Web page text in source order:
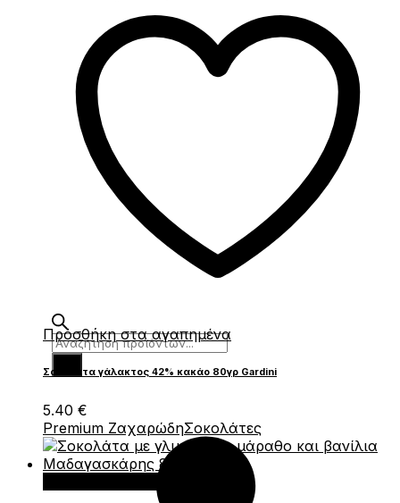
Products
search
Πρόσθήκη στα αγαπημένα
Σοκολάτα γάλακτος 42% κακάο 80γρ Gardini
5.40 €
Premium ΖαχαρώδηΣοκολάτες